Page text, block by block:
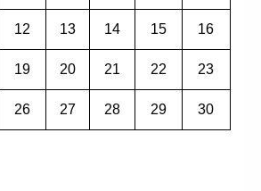
12 13 14 15 16
19 20 21 22 23
26 27 28 29 30